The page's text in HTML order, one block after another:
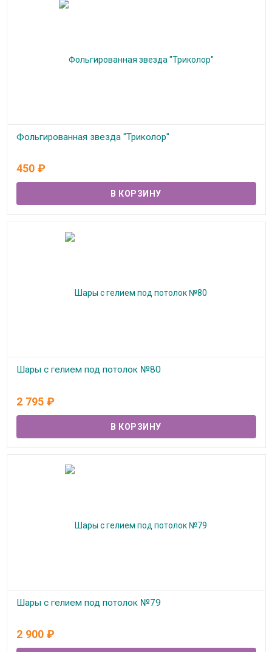
Фольгированная звезда "Триколор"
450 ₽
Шары с гелием под потолок №80
2 795 ₽
Шары с гелием под потолок №79
2 900 ₽